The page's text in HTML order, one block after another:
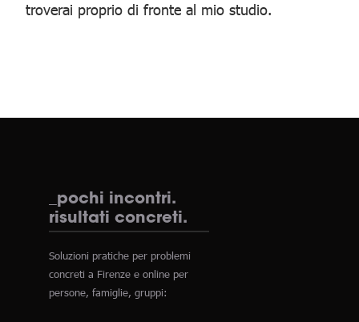
troverai proprio di fronte al mio studio.
_pochi incontri.
risultati concreti.
Soluzioni pratiche per problemi
concreti a Firenze e online per
persone, famiglie, gruppi: